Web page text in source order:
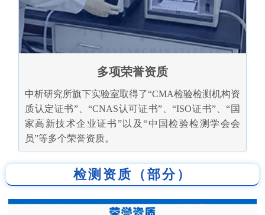
多项荣誉资质
中析研究所旗下实验室取得了“CMA检验检测机构资
质认定证书”、“CNAS认可证书”、“ISO证书”、“国
家高新技术企业证书”以及“中国检验检测学会会
员”等多个荣誉资质。
检测资质（部分）